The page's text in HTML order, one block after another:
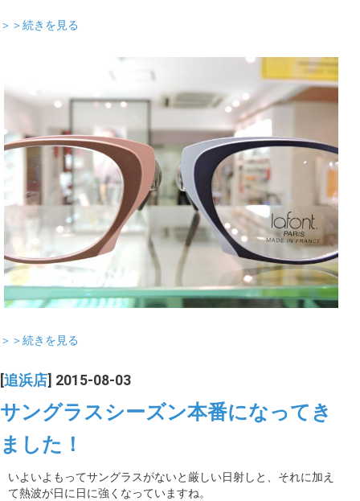
＞＞続きを見る
＞＞続きを見る
追浜店 ] 2015-08-03
サングラスシーズン本番になってき
ました！
いよいよもってサングラスがないと厳しい日射しと、それに加え
て熱波が日に日に強くなっていますね。